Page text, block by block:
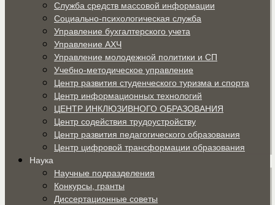
Служба средств массовой информации
Социально-психологическая служба
Управление бухгалтерского учета
Управление АХЧ
Управление молодежной политики и СП
Учебно-методическое управление
Центр развития студенческого туризма и спорта
Центр информационных технологий
ЦЕНТР ИНКЛЮЗИВНОГО ОБРАЗОВАНИЯ
Центр содействия трудоустройству
Центр развития педагогического образования
Центр цифровой трансформации образования
Наука
Научные подразделения
Конкурсы, гранты
Диссертационные советы